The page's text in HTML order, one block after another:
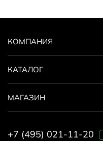
КОМПАНИЯ
КАТАЛОГ
МАГАЗИН
+7 (495) 021-11-20